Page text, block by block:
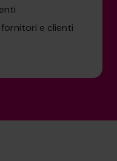
e clienti